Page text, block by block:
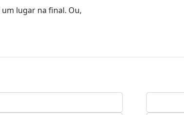
lugar na final. Ou,